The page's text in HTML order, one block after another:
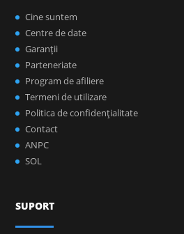
Cine suntem
Centre de date
Garanţii
Parteneriate
Program de afiliere
Termeni de utilizare
Politica de confidenţialitate
Contact
ANPC
SOL
SUPORT